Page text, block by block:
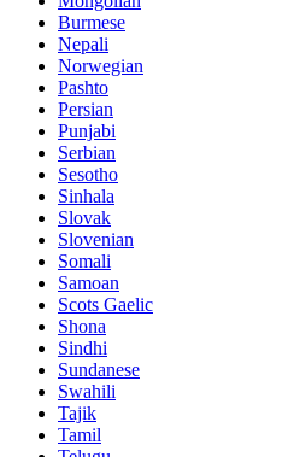
Burmese
Nepali
Norwegian
Pashto
Persian
Punjabi
Serbian
Sesotho
Sinhala
Slovak
Slovenian
Somali
Samoan
Scots Gaelic
Shona
Sindhi
Sundanese
Swahili
Tajik
Tamil